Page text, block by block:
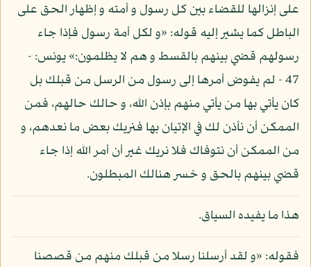
على إنزالها للقضاء بين كل رسول و أمته و إظهار الحق على
الباطل كما يشير إليه قوله: «و لكل أمة رسول فإذا جاء
رسولهم قضي بينهم بالقسط و هم لا يظلمون:» يونس: -
47 - لم يفوض أمرها إلى رسول من الرسل من قبلك بل
كان يأتي بها من يأتي منهم بإذن الله، و حالك حالهم، فمن
الممكن أن نأذن لك في الإتيان بها فنريك بعض ما نعدهم، و
من الممكن أن نتوفاك فلا نريك غير أن أمر الله إذا جاء
قضي بينهم بالحق و خسر هنالك المبطلون.
هذا ما يفيده السياق.
فقوله: «و لقد أرسلنا رسلا من قبلك منهم من قصصنا